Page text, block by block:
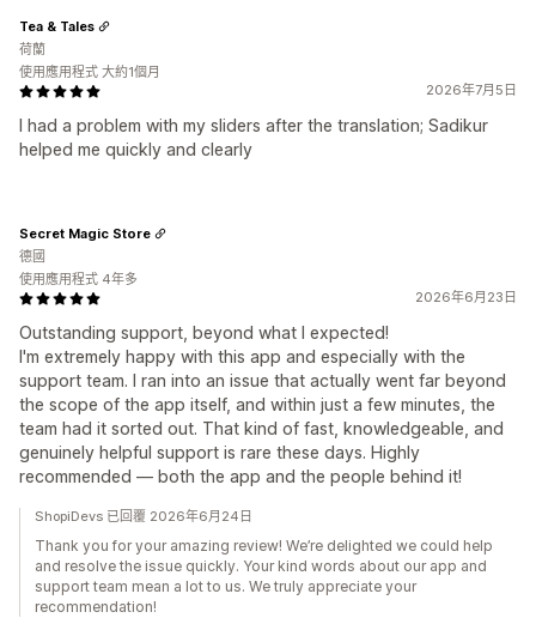
2026年7月5日
I had a problem with my sliders after the translation; Sadikur
helped me quickly and clearly
Tea & Tales
荷蘭
使用應用程式 大約1個月
2026年6月23日
Outstanding support, beyond what I expected!
I'm extremely happy with this app and especially with the
support team. I ran into an issue that actually went far beyond
the scope of the app itself, and within just a few minutes, the
team had it sorted out. That kind of fast, knowledgeable, and
genuinely helpful support is rare these days. Highly
recommended — both the app and the people behind it!
Secret Magic Store
德國
使用應用程式 4年多
ShopiDevs 已回覆 2026年6月24日
Thank you for your amazing review! We’re delighted we could help
and resolve the issue quickly. Your kind words about our app and
support team mean a lot to us. We truly appreciate your
recommendation!